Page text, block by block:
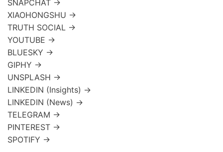
SNAPCHAT →
XIAOHONGSHU →
TRUTH SOCIAL →
YOUTUBE →
BLUESKY →
GIPHY →
UNSPLASH →
LINKEDIN (Insights) →
LINKEDIN (News) →
TELEGRAM →
PINTEREST →
SPOTIFY →